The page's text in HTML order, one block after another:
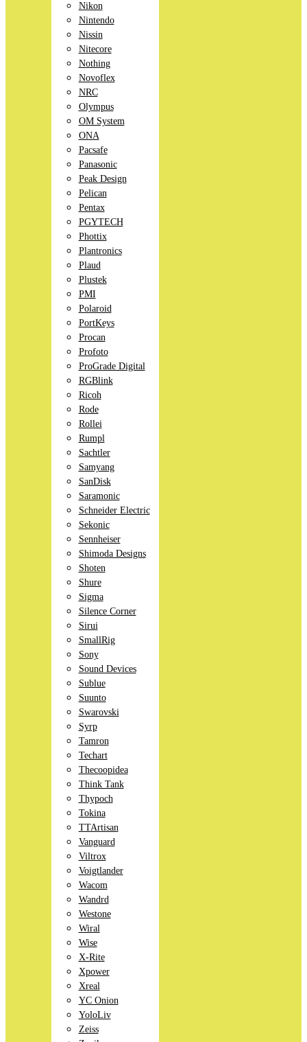
Nikon
Nintendo
Nissin
Nitecore
Nothing
Novoflex
NRC
Olympus
OM System
ONA
Pacsafe
Panasonic
Peak Design
Pelican
Pentax
PGYTECH
Phottix
Plantronics
Plaud
Plustek
PMI
Polaroid
PortKeys
Procan
Profoto
ProGrade Digital
RGBlink
Ricoh
Rode
Rollei
Rumpl
Sachtler
Samyang
SanDisk
Saramonic
Schneider Electric
Sekonic
Sennheiser
Shimoda Designs
Shoten
Shure
Sigma
Silence Corner
Sirui
SmallRig
Sony
Sound Devices
Sublue
Suunto
Swarovski
Syrp
Tamron
Techart
Thecoopidea
Think Tank
Thypoch
Tokina
TTArtisan
Vanguard
Viltrox
Voigtlander
Wacom
Wandrd
Westone
Wiral
Wise
X-Rite
Xpower
Xreal
YC Onion
YoloLiv
Zeiss